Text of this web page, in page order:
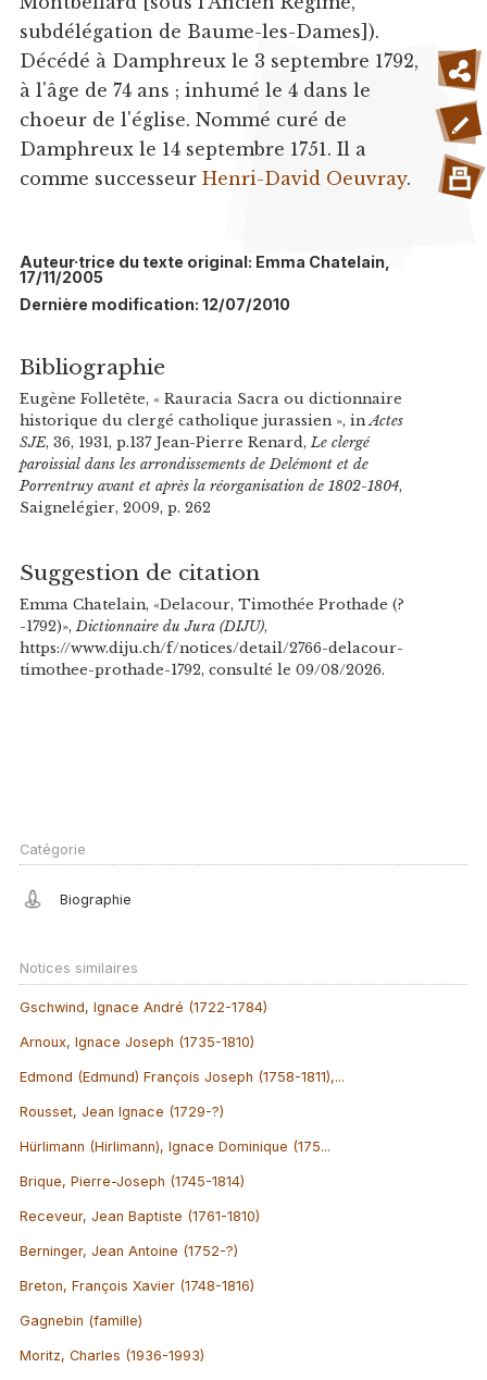
subdélégation de Baume-les-Dames]).
Décédé à Damphreux le 3 septembre 1792,
à l'âge de 74 ans ; inhumé le 4 dans le
choeur de l'église. Nommé curé de
Damphreux le 14 septembre 1751. Il a
comme successeur Henri-David Oeuvray.
Auteur·trice du texte original: Emma Chatelain,
17/11/2005
Dernière modification: 12/07/2010
Bibliographie
Eugène Folletête, « Rauracia Sacra ou dictionnaire
historique du clergé catholique jurassien », in Actes
SJE, 36, 1931, p.137 Jean-Pierre Renard, Le clergé
paroissial dans les arrondissements de Delémont et de
Porrentruy avant et après la réorganisation de 1802-1804,
Saignelégier, 2009, p. 262
Suggestion de citation
Emma Chatelain, «Delacour, Timothée Prothade (?
-1792)», Dictionnaire du Jura (DIJU),
https://www.diju.ch/f/notices/detail/2766-delacour-
timothee-prothade-1792, consulté le 09/08/2026.
Catégorie
Biographie
Notices similaires
Gschwind, Ignace André (1722-1784)
Arnoux, Ignace Joseph (1735-1810)
Edmond (Edmund) François Joseph (1758-1811),...
Rousset, Jean Ignace (1729-?)
Hürlimann (Hirlimann), Ignace Dominique (175...
Brique, Pierre-Joseph (1745-1814)
Receveur, Jean Baptiste (1761-1810)
Berninger, Jean Antoine (1752-?)
Breton, François Xavier (1748-1816)
Gagnebin (famille)
Moritz, Charles (1936-1993)